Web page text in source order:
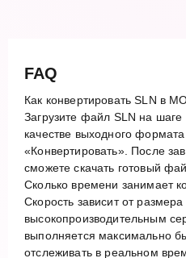
FAQ
Как конвертировать SLN в
Загрузите файл SLN на
качестве выходного
«Конвертировать». После
сможете скачать готовый
Сколько времени занимает
Скорость зависит от
высокопроизводительным
выполняется максимально
отслеживать в реальном